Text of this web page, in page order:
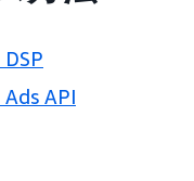
API